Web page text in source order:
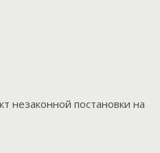
незаконной постановки на